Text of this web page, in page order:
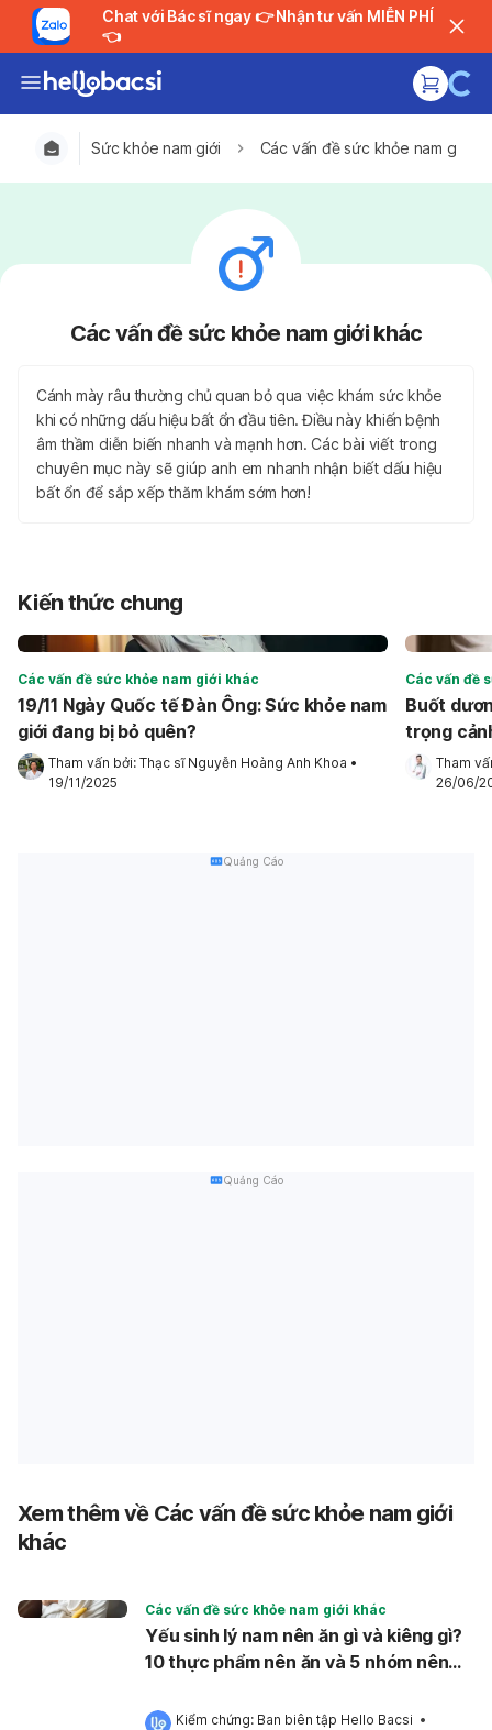
Chat với Bác sĩ ngay 👉 Nhận tư vấn MIỄN PHÍ
👈
Sức khỏe nam giới Các vấn đề sức khỏe nam giới
Các vấn đề sức khỏe nam giới khác
Cánh mày râu thường chủ quan bỏ qua việc khám sức khỏe
khi có những dấu hiệu bất ổn đầu tiên. Điều này khiến bệnh
âm thầm diễn biến nhanh và mạnh hơn. Các bài viết trong
chuyên mục này sẽ giúp anh em nhanh nhận biết dấu hiệu
bất ổn để sắp xếp thăm khám sớm hơn!
Kiến thức chung
Các vấn đề sức khỏe nam giới khác
19/11 Ngày Quốc tế Đàn Ông: Sức khỏe nam
giới đang bị bỏ quên?
Tham vấn bởi: Thạc sĩ Nguyễn Hoàng Anh Khoa •
19/11/2025
Các vấn đề
Buốt
trọng
Tham
26/06/
Quảng Cáo
Quảng Cáo
Xem thêm về Các vấn đề sức khỏe nam giới
khác
Các vấn đề sức khỏe nam giới khác
Yếu sinh lý nam nên ăn gì và kiêng gì?
10 thực phẩm nên ăn và 5 nhóm nên
Kiểm chứng: Ban biên tập Hello Bacsi •